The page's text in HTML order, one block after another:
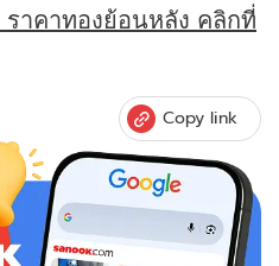
าคาทองย้อนหลัง คลิกที่
Copy link